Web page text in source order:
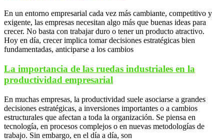
En un entorno empresarial cada vez más cambiante, competitivo y
exigente, las empresas necesitan algo más que buenas ideas para
crecer. No basta con trabajar duro o tener un producto atractivo.
Hoy en día, crecer implica tomar decisiones estratégicas bien
fundamentadas, anticiparse a los cambios
La importancia de las ruedas industriales en la
productividad empresarial
En muchas empresas, la productividad suele asociarse a grandes
decisiones estratégicas, a inversiones importantes o a cambios
estructurales que afectan a toda la organización. Se piensa en
tecnología, en procesos complejos o en nuevas metodologías de
trabajo. Sin embargo, en el día a día, son